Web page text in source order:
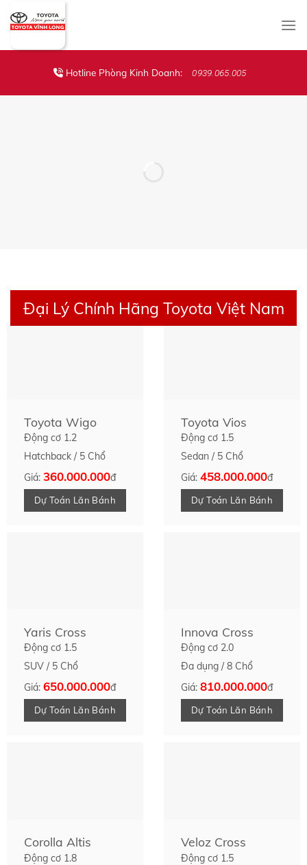
Hotline Phòng Kinh Doanh: 0939.065.005
Đại Lý Chính Hãng Toyota Việt Nam
Toyota Wigo
Động cơ 1.2
Hatchback / 5 Chổ
Giá: 360.000.000đ
Dự Toán Lăn Bánh
Toyota Vios
Động cơ 1.5
Sedan / 5 Chổ
Giá: 458.000.000đ
Dự Toán Lăn Bánh
Yaris Cross
Động cơ 1.5
SUV / 5 Chổ
Giá: 650.000.000đ
Dự Toán Lăn Bánh
Innova Cross
Động cơ 2.0
Đa dụng / 8 Chổ
Giá: 810.000.000đ
Dự Toán Lăn Bánh
Corolla Altis
Động cơ 1.8
Veloz Cross
Động cơ 1.5